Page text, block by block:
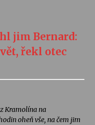
jim Bernard:
řekl otec
Kramolína na
oheň vše, na čem jim